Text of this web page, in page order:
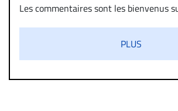
Les commentaires sont les bienvenus
diffamatoire. Si malgré cette politique
un commentaire publié sur le site vous
immédiatement contact par courriel
PLUS